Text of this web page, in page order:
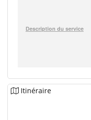
Itinéraire